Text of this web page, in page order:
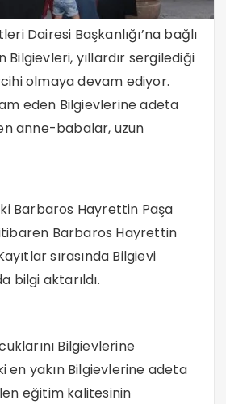
Dairesi Başkanlığı’na bağlı
yıllardır sergilediği
olmaya devam ediyor.
eden Bilgievlerine adeta
anne-babalar, uzun
Barbaros Hayrettin Paşa
Barbaros Hayrettin
sırasında Bilgievi
bilgi aktarıldı.
Bilgievlerine
en yakın Bilgievlerine adeta
eğitim kalitesinin